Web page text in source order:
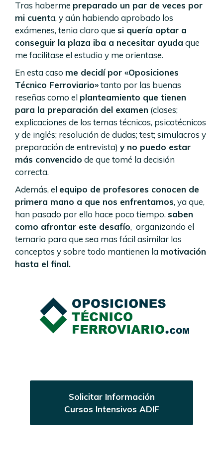
Tras haberme preparado un par de veces por
mi cuenta, y aún habiendo aprobado los
exámenes, tenia claro que si quería optar a
conseguir la plaza iba a necesitar ayuda que
me facilitase el estudio y me orientase.
En esta caso me decidí por «Oposiciones
Técnico Ferroviario»tanto por las buenas
reseñas como el planteamiento que tienen
para la preparación del examen (clases;
explicaciones de los temas técnicos, psicotécnicos
y de inglés; resolución de dudas; test; simulacros y
preparación de entrevista) y no puedo estar
más convencido de que tomé la decisión
correcta.
Además, el equipo de profesores conocen de
primera mano a que nos enfrentamos, ya que,
han pasado por ello hace poco tiempo, saben
como afrontar este desafío, organizando el
temario para que sea mas fácil asimilar los
conceptos y sobre todo mantienen la motivación
hasta el final.
Solicitar Información
Cursos Intensivos ADIF